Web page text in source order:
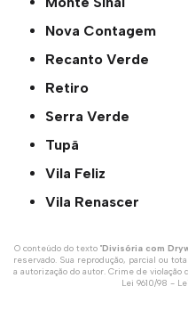
Nova Contagem
Recanto Verde
Retiro
Serra Verde
Tupã
Vila Feliz
Vila Renascer
O conteúdo do texto "Divisória com
reservado. Sua reprodução, parcial ou
a autorização do autor. Crime de
Lei 9610/98 -